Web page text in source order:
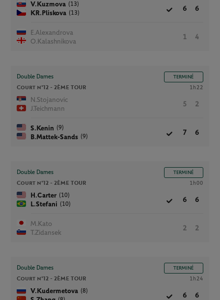
V.Kuzmova (13)
KR.Pliskova (13)
6 6
E.Alexandrova
O.Kalashnikova
1 4
Double Dames TERMINÉ
Court n°12 -2ÈME TOUR 1h22
N.Stojanovic
J.Teichmann
5 2
S.Kenin (9)
B.Mattek-Sands (9)
7 6
Double Dames TERMINÉ
Court n°12 -2ÈME TOUR 1h00
H.Carter (10)
L.Stefani (10)
6 6
M.Kato
T.Zidansek
2 2
Double Dames TERMINÉ
Court n°12 -2ÈME TOUR 1h24
V.Kudermetova (8)
6 6